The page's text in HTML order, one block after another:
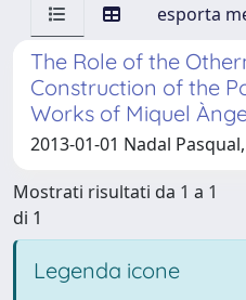
esporta
The Role of the
Construction of the
Works of Miquel
2013-01-01 Nadal
Mostrati risultati da 1 a 1
di 1
Legenda icone